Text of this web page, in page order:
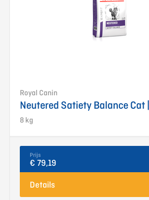
Royal Canin
Neutered Satiety Balance Cat
8 kg
Prijs
€ 79,19
Details